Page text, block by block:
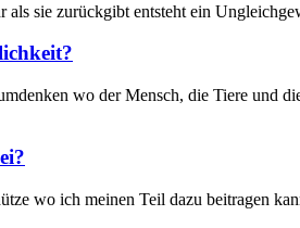
sie zurückgibt entsteht ein
wo der Mensch, die Tiere und
wo ich meinen Teil dazu beitragen